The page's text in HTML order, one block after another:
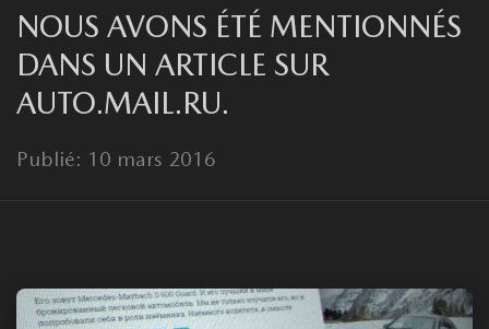
NOUS AVONS ÉTÉ MENTIONNÉS
DANS UN ARTICLE SUR
AUTO.MAIL.RU.
Publié: 10 mars 2016